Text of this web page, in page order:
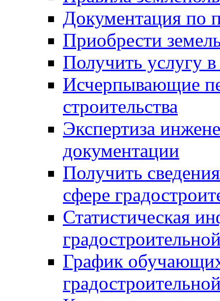
Документация по
Приобрести
Получить услугу в
Исчерпывающие
строительства
Экспертиза
документации
Получить
сфере
Статистическая
График